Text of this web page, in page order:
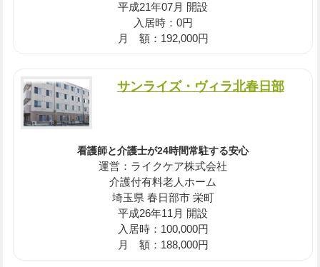
平成21年07月 開設
入居時：0円
月 額：192,000円
サンライズ・ヴィラ北春日部
看護師と介護士が24時間常駐する安心
運営：ライクケア株式会社
介護付有料老人ホーム
埼玉県 春日部市 栄町
平成26年11月 開設
入居時：100,000円
月 額：188,000円